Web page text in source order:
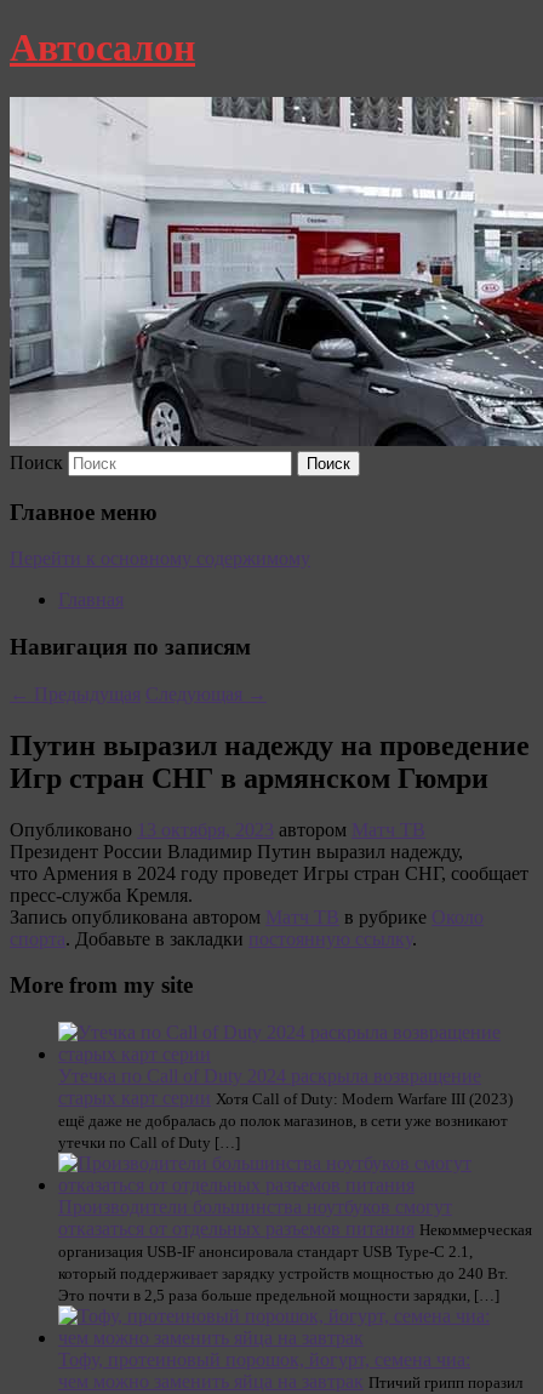
Автосалон
Поиск
Главное меню
Перейти к основному содержимому
Главная
Навигация по записям
← Предыдущая Следующая →
Путин выразил надежду на проведение
Игр стран СНГ в армянском Гюмри
Опубликовано 13 октября, 2023 автором Матч ТВ
Президент России Владимир Путин выразил надежду,
что Армения в 2024 году проведет Игры стран СНГ, сообщает
пресс‑служба Кремля.
Запись опубликована автором Матч ТВ в рубрике Около
спорта. Добавьте в закладки постоянную ссылку.
More from my site
Утечка по Call of Duty 2024 раскрыла возвращение
старых карт серии Хотя Call of Duty: Modern Warfare III (2023)
ещё даже не добралась до полок магазинов, в сети уже возникают
утечки по Call of Duty […]
Производители большинства ноутбуков смогут
отказаться от отдельных разъемов питания Некоммерческая
организация USB-IF анонсировала стандарт USB Type-C 2.1,
который поддерживает зарядку устройств мощностью до 240 Вт.
Это почти в 2,5 раза больше предельной мощности зарядки, […]
Тофу, протеиновый порошок, йогурт, семена чиа:
чем можно заменить яйца на завтрак Птичий грипп поразил